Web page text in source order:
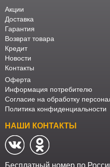
Акции
Доставка
Гарантия
Возврат товара
Кредит
Новости
Контакты
Оферта
Информация потребителю
Согласие на обработку
Политика конфиденциальности
НАШИ КОНТАКТЫ
Бесплатный номер по